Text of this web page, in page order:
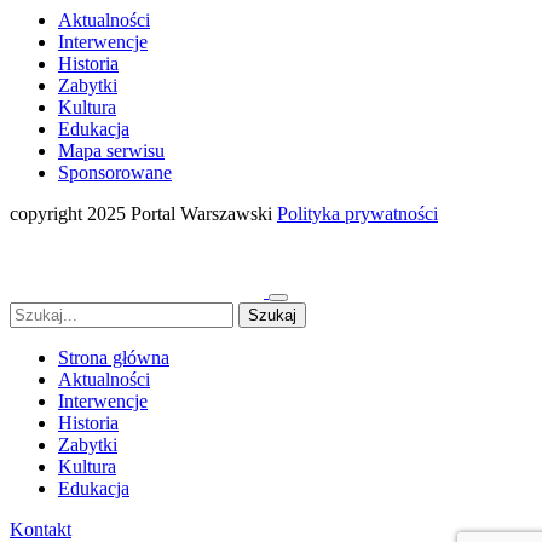
Aktualności
Interwencje
Historia
Zabytki
Kultura
Edukacja
Mapa serwisu
Sponsorowane
copyright 2025 Portal Warszawski Polityka prywatności
Strona główna
Aktualności
Interwencje
Historia
Zabytki
Kultura
Edukacja
Kontakt